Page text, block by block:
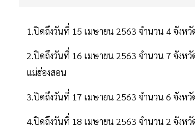
1.ปิดถึงวันที่ 15 เมษายน 2563 จำนวน 4 จังหวั
2.ปิดถึงวันที่ 16 เมษายน 2563 จำนวน 7 จังห
แม่ฮ่องสอน
3.ปิดถึงวันที่ 17 เมษายน 2563 จำนวน 6 จังห
4.ปิดถึงวันที่ 18 เมษายน 2563 จำนวน 2 จังห